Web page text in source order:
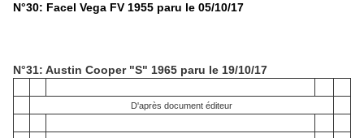
N°30: Facel Vega FV 1955 paru le 05/10/17
N°31: Austin Cooper "S" 1965 paru le 19/10/17
D'après document éditeur